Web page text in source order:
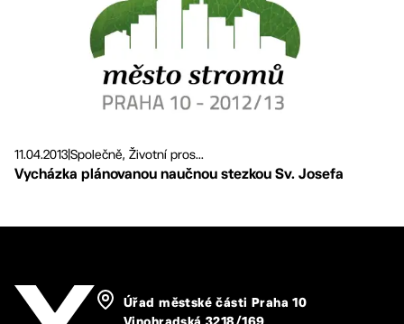
11.04.2013Společně, Životní pros...
Vycházka plánovanou naučnou stezkou Sv. Josefa
Úřad městské části Praha 10